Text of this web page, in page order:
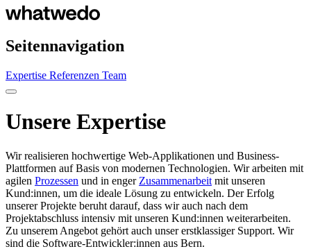
Seitennavigation
Expertise Referenzen Team
Unsere Expertise
Wir realisieren hochwertige Web-Applikationen und Business-
Plattformen auf Basis von modernen Technologien. Wir arbeiten mit
agilen Prozessen und in enger Zusammenarbeit mit unseren
Kund:innen, um die ideale Lösung zu entwickeln. Der Erfolg
unserer Projekte beruht darauf, dass wir auch nach dem
Projektabschluss intensiv mit unseren Kund:innen weiterarbeiten.
Zu unserem Angebot gehört auch unser erstklassiger Support. Wir
sind die Software-Entwickler:innen aus Bern.